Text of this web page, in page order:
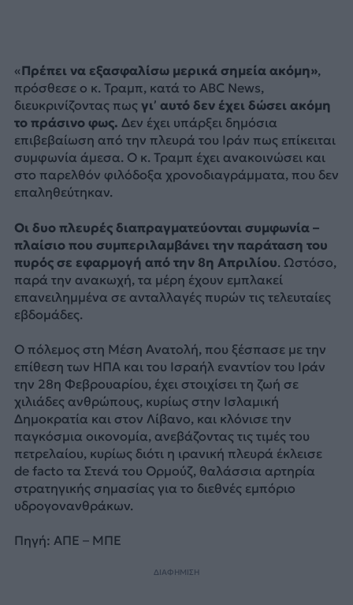
«Πρέπει να εξασφαλίσω μερικά σημεία ακόμη»,
πρόσθεσε ο κ. Τραμπ, κατά το ABC News,
διευκρινίζοντας πως γι’ αυτό δεν έχει δώσει ακόμη
το πράσινο φως. Δεν έχει υπάρξει δημόσια
επιβεβαίωση από την πλευρά του Ιράν πως επίκειται
συμφωνία άμεσα. Ο κ. Τραμπ έχει ανακοινώσει και
στο παρελθόν φιλόδοξα χρονοδιαγράμματα, που δεν
επαληθεύτηκαν.
Οι δυο πλευρές διαπραγματεύονται συμφωνία –
πλαίσιο που συμπεριλαμβάνει την παράταση του
πυρός σε εφαρμογή από την 8η Απριλίου. Ωστόσο,
παρά την ανακωχή, τα μέρη έχουν εμπλακεί
επανειλημμένα σε ανταλλαγές πυρών τις τελευταίες
εβδομάδες.
Ο πόλεμος στη Μέση Ανατολή, που ξέσπασε με την
επίθεση των ΗΠΑ και του Ισραήλ εναντίον του Ιράν
την 28η Φεβρουαρίου, έχει στοιχίσει τη ζωή σε
χιλιάδες ανθρώπους, κυρίως στην Ισλαμική
Δημοκρατία και στον Λίβανο, και κλόνισε την
παγκόσμια οικονομία, ανεβάζοντας τις τιμές του
πετρελαίου, κυρίως διότι η ιρανική πλευρά έκλεισε
de facto τα Στενά του Ορμούζ, θαλάσσια αρτηρία
στρατηγικής σημασίας για το διεθνές εμπόριο
υδρογονανθράκων.
Πηγή: ΑΠΕ – ΜΠΕ
ΔΙΑΦΗΜΙΣΗ